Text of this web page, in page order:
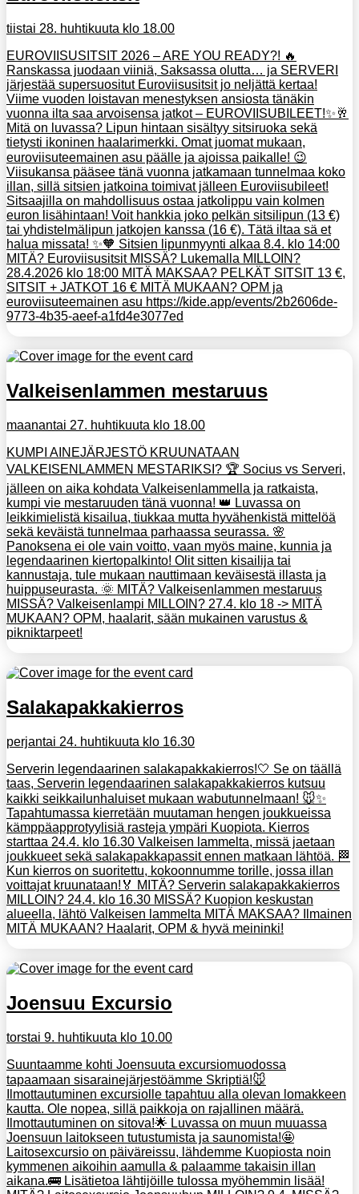
tiistai 28. huhtikuuta klo 18.00
EUROVIISUSITSIT 2026 – ARE YOU READY?! 🔥
Ranskassa juodaan viiniä, Saksassa olutta… ja SERVERI
järjestää supersuositut Euroviisusitsit jo neljättä kertaa!
Viime vuoden loistavan menestyksen ansiosta tänäkin
vuonna ilta saa arvoisensa jatkot – EUROVIISUBILEET!✨🥂
Mitä on luvassa? Lipun hintaan sisältyy sitsiruoka sekä
tietysti ikoninen haalarimerkki. Omat juomat mukaan,
euroviisuteemainen asu päälle ja ajoissa paikalle! 😉
Viisukansa pääsee tänä vuonna jatkamaan tunnelmaa koko
illan, sillä sitsien jatkoina toimivat jälleen Euroviisubileet!
Sitsaajilla on mahdollisuus ostaa jatkolippu vain kolmen
euron lisähintaan! Voit hankkia joko pelkän sitsilipun (13 €)
tai yhdistelmälipun jatkojen kanssa (16 €). Tätä iltaa sä et
halua missata! ✨🧡 Sitsien lipunmyynti alkaa 8.4. klo 14:00
MITÄ? Euroviisusitsit MISSÄ? Lukemalla MILLOIN?
28.4.2026 klo 18:00 MITÄ MAKSAA? PELKÄT SITSIT 13 €,
SITSIT + JATKOT 16 € MITÄ MUKAAN? OPM ja
euroviisuteemainen asu https://kide.app/events/2b2606de-
9773-4b35-aeef-a1fd4e3077ed
Valkeisenlammen mestaruus
maanantai 27. huhtikuuta klo 18.00
KUMPI AINEJÄRJESTÖ KRUUNATAAN
VALKEISENLAMMEN MESTARIKSI? 🏆 Socius vs Serveri,
jälleen on aika kohdata Valkeisenlammella ja ratkaista,
kumpi vie mestaruuden tänä vuonna! 👑 Luvassa on
leikkimielistä kisailua, tiukkaa mutta hyvähenkistä mittelöä
sekä keväistä tunnelmaa parhaassa seurassa. 🌸
Panoksena ei ole vain voitto, vaan myös maine, kunnia ja
legendaarinen kiertopalkinto! Olit sitten kisailija tai
kannustaja, tule mukaan nauttimaan keväisestä illasta ja
huippuseurasta. 🌞 MITÄ? Valkeisenlammen mestaruus
MISSÄ? Valkeisenlampi MILLOIN? 27.4. klo 18 -> MITÄ
MUKAAN? OPM, haalarit, sään mukainen varustus &
pikniktarpeet!
Salakapakkakierros
perjantai 24. huhtikuuta klo 16.30
Serverin legendaarinen salakapakkakierros!🤍 Se on täällä
taas, Serverin legendaarinen salakapakkakierros kutsuu
kaikki seikkailunhaluiset mukaan wabutunnelmaan! 🐭✨
Tapahtumassa kierretään muutaman hengen joukkueissa
kämppäapprotyylisiä rasteja ympäri Kuopiota. Kierros
starttaa 24.4. klo 16.30 Valkeisen lammelta, missä jaetaan
joukkueet sekä salakapakkapassit ennen matkaan lähtöä. 🏁
Kun kierros on suoritettu, kokoonnumme torille, jossa illan
voittajat kruunataan!🏅 MITÄ? Serverin salakapakkakierros
MILLOIN? 24.4. klo 16.30 MISSÄ? Kuopion keskustan
alueella, lähtö Valkeisen lammelta MITÄ MAKSAA? Ilmainen
MITÄ MUKAAN? Haalarit, OPM & hyvä meininki!
Joensuu Excursio
torstai 9. huhtikuuta klo 10.00
Suuntaamme kohti Joensuuta excursiomuodossa
tapaamaan sisarainejärjestöämme Skriptiä!🐭
Ilmottautuminen excursiolle tapahtuu alla olevan lomakkeen
kautta. Ole nopea, sillä paikkoja on rajallinen määrä.
Ilmottautuminen on sitova!🌟 Luvassa on muun muuassa
Joensuun laitokseen tutustumista ja saunomista!🤩
Laitosexcursio on päiväreissu, lähdemme Kuopiosta noin
kymmenen aikoihin aamulla & palaamme takaisin illan
aikana.🚌 Lisätietoa lähtijöille tulossa myöhemmin lisää!